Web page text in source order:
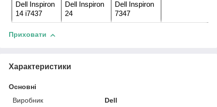
Dell Inspiron
14 i7437
Dell Inspiron
24
Dell Inspiron
7347
Приховати
Характеристики
Основні
Виробник
Dell